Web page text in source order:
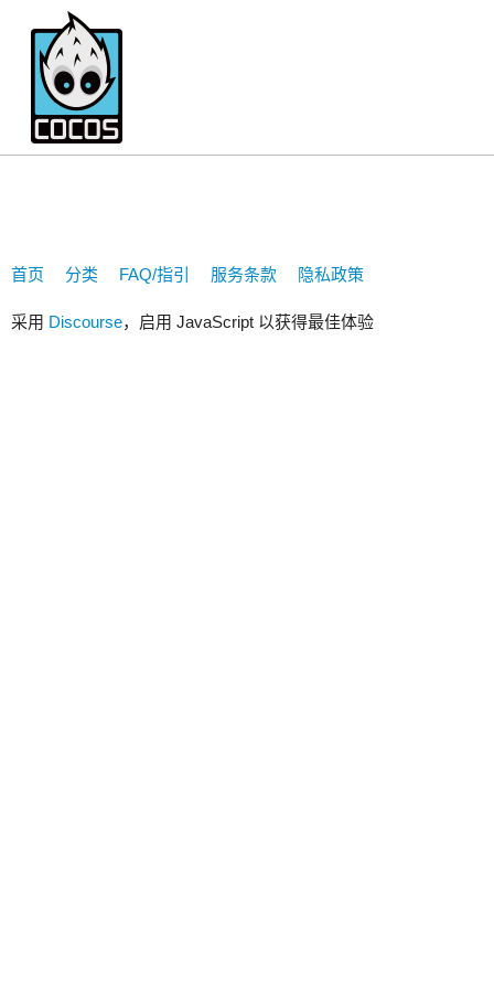
2556061819
首页 分类 FAQ/指引 服务条款 隐私政策
采用 Discourse，启用 JavaScript 以获得最佳体验